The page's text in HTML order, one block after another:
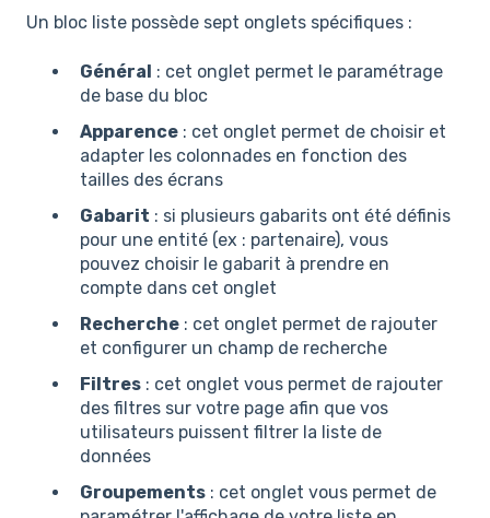
Un bloc liste possède sept onglets spécifiques :
Général : cet onglet permet le paramétrage
de base du bloc
Apparence : cet onglet permet de choisir et
adapter les colonnades en fonction des
tailles des écrans
Gabarit : si plusieurs gabarits ont été définis
pour une entité (ex : partenaire), vous
pouvez choisir le gabarit à prendre en
compte dans cet onglet
Recherche : cet onglet permet de rajouter
et configurer un champ de recherche
Filtres : cet onglet vous permet de rajouter
des filtres sur votre page afin que vos
utilisateurs puissent filtrer la liste de
données
Groupements : cet onglet vous permet de